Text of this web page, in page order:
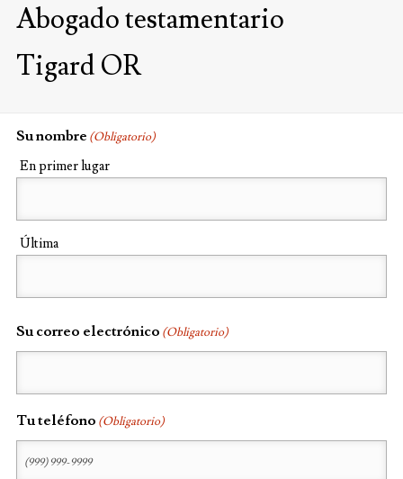
Abogado testamentario
Tigard OR
Su nombre (Obligatorio)
En primer lugar
Última
Su correo electrónico (Obligatorio)
Tu teléfono (Obligatorio)